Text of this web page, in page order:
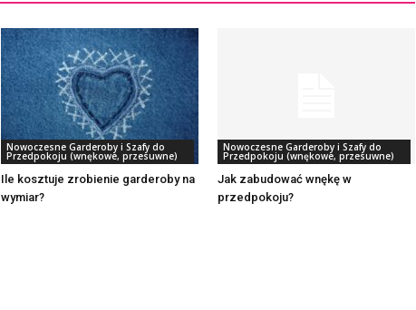
Nowoczesne Garderoby i Szafy do
Przedpokoju (wnękowe, przesuwne)
Ile kosztuje zrobienie garderoby na
wymiar?
Nowoczesne Garderoby i Szafy do
Przedpokoju (wnękowe, przesuwne)
Jak zabudować wnękę w
przedpokoju?